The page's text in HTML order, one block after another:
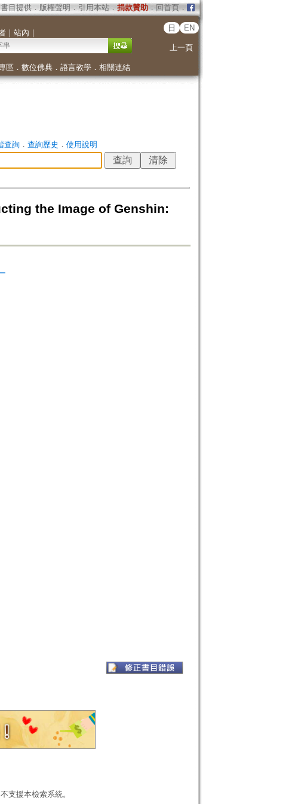
書目提供． 版權聲明 ． 引用本站． 捐款贊助．回首頁．
｜ 站內 ｜
日 EN
上一頁
區 ． 數位佛典． 語言教學． 相關連結
查詢． 查詢歷史 ． 使用說明
the Image of Genshin:
支援本檢索系統。